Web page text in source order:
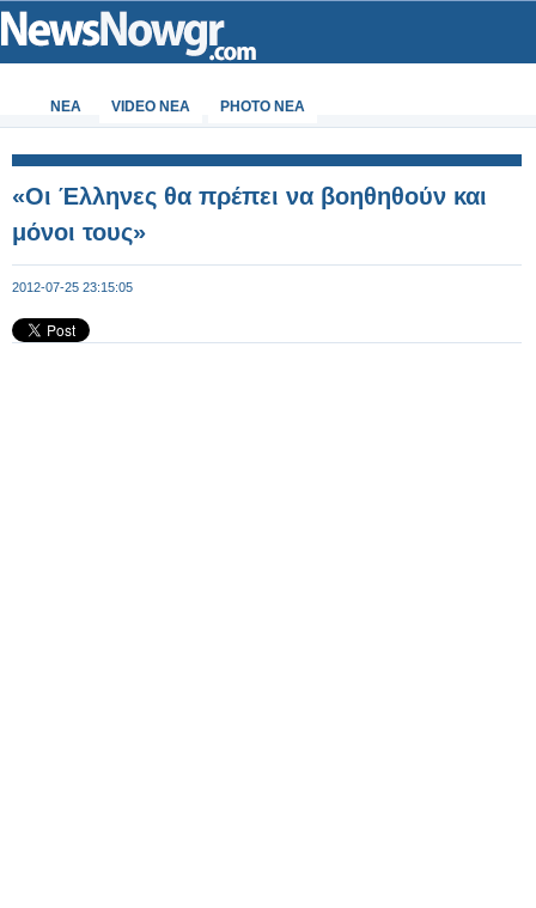
ΝΕΑ VIDEO NEA PHOTO NEA
«Οι Έλληνες θα πρέπει να βοηθηθούν και
μόνοι τους»
2012-07-25 23:15:05